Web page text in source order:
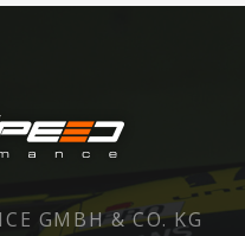
GMBH & CO. KG